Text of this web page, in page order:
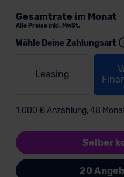
Wähle Deine Zahlungsart
Leasing
1.000 € Anzahlung, 48
Gesamtrate im Monat
Alle Preise inkl. MwSt.
Selber
20